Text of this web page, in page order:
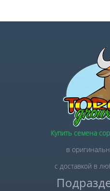
Купить семена
в
с доставкой в